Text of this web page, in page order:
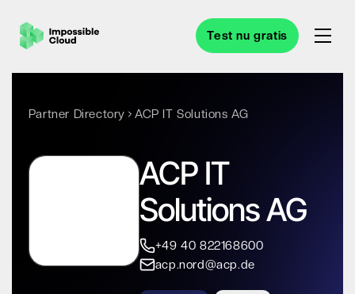
Test nu gratis
Partner Directory ACP IT Solutions AG
ACP IT
Solutions AG
+49 40 822168600
acp.nord@acp.de